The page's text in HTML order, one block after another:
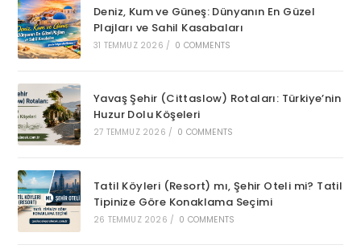
Deniz, Kum ve Güneş: Dünyanın En Güzel
Plajları ve Sahil Kasabaları
31 TEMMUZ 2026 / 0 COMMENTS
Yavaş Şehir (Cittaslow) Rotaları: Türkiye’nin
Huzur Dolu Köşeleri
27 TEMMUZ 2026 / 0 COMMENTS
Tatil Köyleri (Resort) mı, Şehir Oteli mi? Tatil
Tipinize Göre Konaklama Seçimi
26 TEMMUZ 2026 / 0 COMMENTS